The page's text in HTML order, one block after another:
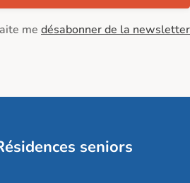
me désabonner de la newsletter
seniors